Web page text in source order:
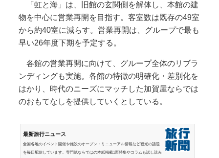
「虹と海」は、旧館の玄関側を解体し、本館の建
物を中心に営業再開を目指す。客室数は既存の49室
から約40室に減らす。営業再開は、グループで最も
早い26年度下期を予定する。
各館の営業再開に向けて、グループ全体のリブラ
ンディングも実施。各館の特徴の明確化・差別化を
はかり、時代のニーズにマッチした加賀屋ならでは
のおもてなしを提供していくとしている。
最新旅行ニュース
全国各地のイベント開催や施設のオープン・リニューアル情報など観光の話題
を毎日配信しています。専門紙ならではの本紙掲載1面特集やコラムも試し読み